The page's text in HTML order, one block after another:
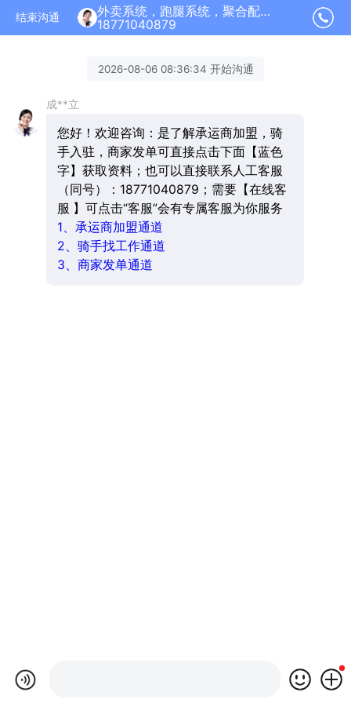
结束沟通
外卖系统，跑腿系统，聚合配送加盟正在为您服务
18771040879
2026-08-06 08:36:34 开始沟通
成**立
您好！欢迎咨询：是了解承运商加盟，骑
手入驻，商家发单可直接点击下面【蓝色
字】获取资料；也可以直接联系人工客服
（同号）：18771040879；需要【在线客
服 】可点击“客服”会有专属客服为你服务
1、承运商加盟通道
2、骑手找工作通道
3、商家发单通道